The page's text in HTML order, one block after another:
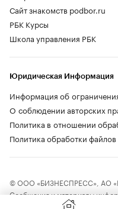
Сайт знакомств podbor.ru
РБК Курсы
Школа управления РБК
Юридическая Информация
Информация об
О соблюдении авторских
Политика в отношении
Политика обработки
© ООО «БИЗНЕСПРЕСС», АО
Сообщения и материалы
(свидетельство о